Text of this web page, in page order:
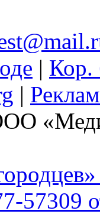
| Кор.
|